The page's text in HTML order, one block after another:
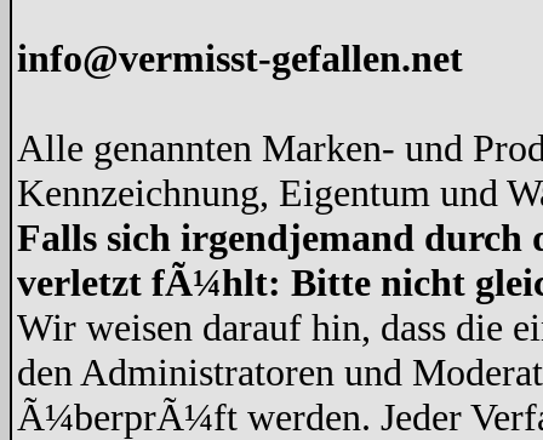
info@vermisst-gefallen.net
Alle genannten Marken- und
Kennzeichnung, Eigentum und
Falls sich irgendjemand durch
verletzt fÃ¼hlt: Bitte nicht
Wir weisen darauf hin, dass die
den Administratoren und
Ã¼berprÃ¼ft werden. Jeder